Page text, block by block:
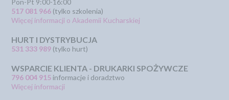
Pon-Pt 9:00-16:00
517 081 966 (tylko szkolenia)
Więcej informacji o Akademii Kucharskiej
HURT I DYSTRYBUCJA
531 333 989 (tylko hurt)
WSPARCIE KLIENTA - DRUKARKI SPOŻYWCZE
796 004 915 informacje i doradztwo
Więcej informacji